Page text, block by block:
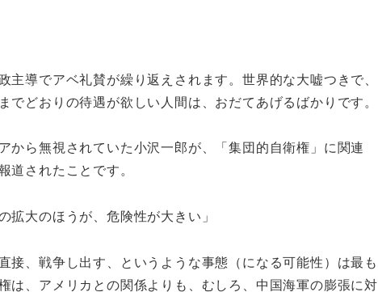
導でアベ礼賛が繰り返えされます。世界的な大嘘つきで、
どおりの待遇が欲しい人間は、おだてあげるばかりです。
から無視されていた小沢一郎が、「集団的自衛権」に関連
道されたことです。
大のほうが、危険性が大きい」
、戦争し出す、というような事態（になる可能性）は最も
、アメリカとの関係よりも、むしろ、中国海軍の膨張に対